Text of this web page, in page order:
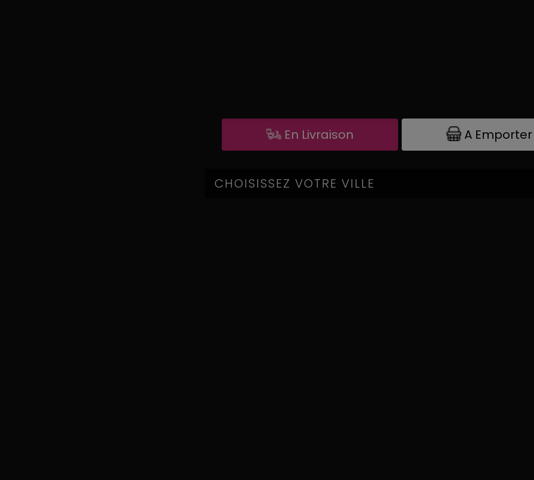
En Livraison A Emporter